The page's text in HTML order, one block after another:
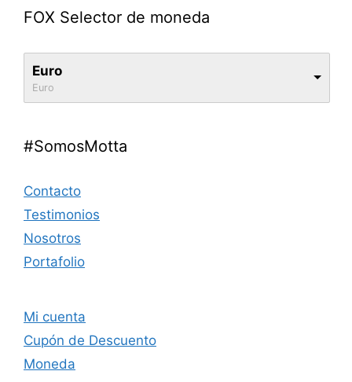
FOX Selector de moneda
Euro
Euro
#SomosMotta
Contacto
Testimonios
Nosotros
Portafolio
Mi cuenta
Cupón de Descuento
Moneda